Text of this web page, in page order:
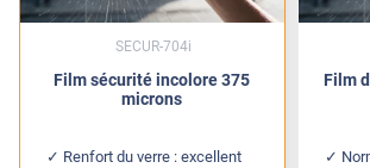
Film sécurité incolore 375
microns
Renfort du verre : excellent
SECUR-704i
Film